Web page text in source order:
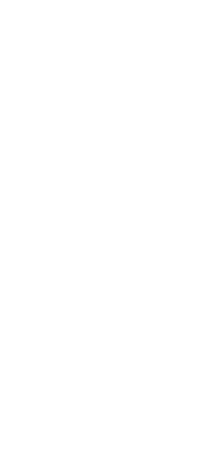
الرائدة في صناعة
من العملاء ،
، والتزوير ،
والتبريد ، وكشف
تلبي متطلبات
فتح القالب ،